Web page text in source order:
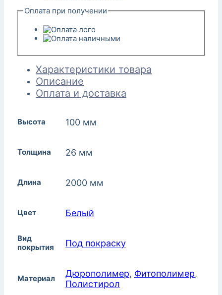
Оплата при получении
Характеристики товара
Описание
Оплата и доставка
Высота 100 мм
Толщина 26 мм
Длина 2000 мм
Цвет Белый
Вид
покрытия
Под покраску
Материал Дюрополимер, Фитополимер,
Полистирол